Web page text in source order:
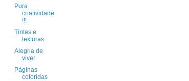
Pura
criatividade
!!!
Tintas e
texturas
Alegria de
viver
Páginas
coloridas